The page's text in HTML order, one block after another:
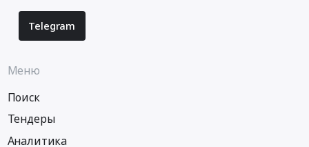
Telegram
Меню
Поиск
Тендеры
Аналитика